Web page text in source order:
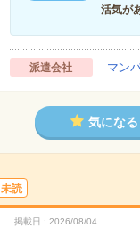
活気が
派遣会社 マン
気になる
未読
掲載日 2026/08/04